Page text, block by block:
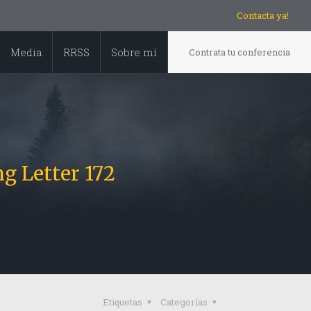
Contacta ya!
Media RRSS Sobre mí Contrata tu conferencia
Letter 172
Categorías
Etiquetas